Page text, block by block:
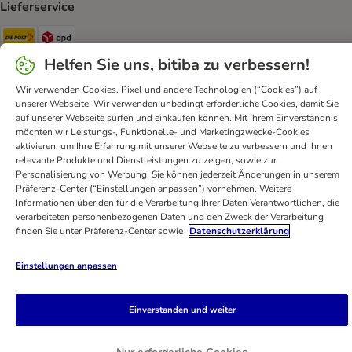
Lieferservice
Die Post Shipping Method
Sicherheit
Security
Kontakt AGB DSA Datenschutz
Opt-out
Impressum
Versandkosten und Lieferzeit
Zahlungsarten
Vertrag widerrufen
Entsorgungs- und Umweltbestimmungen
2026
Helfen Sie uns, bitiba zu verbessern!
Wir verwenden Cookies, Pixel und andere Technologien (“Cookies”) auf
unserer Webseite. Wir verwenden unbedingt erforderliche Cookies, damit Sie
auf unserer Webseite surfen und einkaufen können. Mit Ihrem Einverständnis
möchten wir Leistungs-, Funktionelle- und Marketingzwecke-Cookies
aktivieren, um Ihre Erfahrung mit unserer Webseite zu verbessern und Ihnen
relevante Produkte und Dienstleistungen zu zeigen, sowie zur
Personalisierung von Werbung. Sie können jederzeit Änderungen in unserem
Präferenz-Center (“Einstellungen anpassen”) vornehmen. Weitere
Informationen über den für die Verarbeitung Ihrer Daten Verantwortlichen, die
verarbeiteten personenbezogenen Daten und den Zweck der Verarbeitung
finden Sie unter Präferenz-Center sowie Datenschutzerklärung
Einstellungen anpassen
Einverstanden und weiter